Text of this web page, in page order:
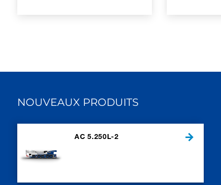
NOUVEAUX PRODUITS
AC 5.250L-2